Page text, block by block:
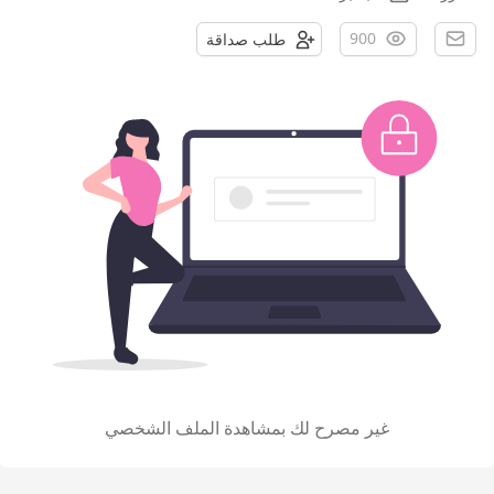
900 طلب صداقة
غير مصرح لك بمشاهدة الملف الشخصي